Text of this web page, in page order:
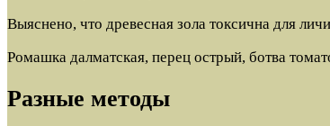
Выяснено, что древесная зола токсична для
Ромашка далматская, перец острый, ботва
Разные методы